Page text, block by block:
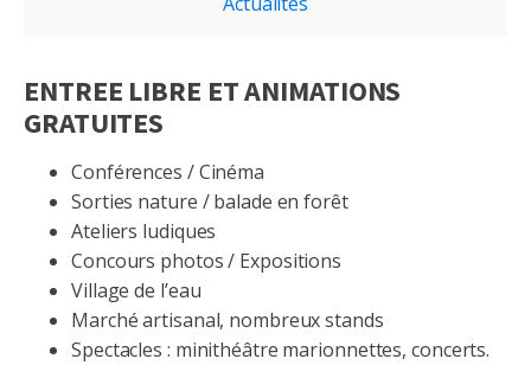
ENTREE LIBRE ET ANIMATIONS
GRATUITES
Conférences / Cinéma
Sorties nature / balade en forêt
Ateliers ludiques
Concours photos / Expositions
Village de l’eau
Marché artisanal, nombreux stands
Spectacles : minithéâtre marionnettes, concerts.